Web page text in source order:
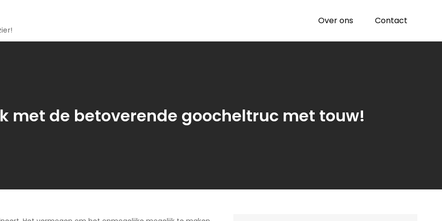
Over ons Contact
met de betoverende goocheltruc met touw!